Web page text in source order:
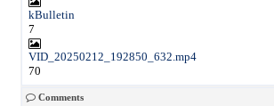
kBulletin
7
VID_20250212_192850_632.mp4
70
Comments